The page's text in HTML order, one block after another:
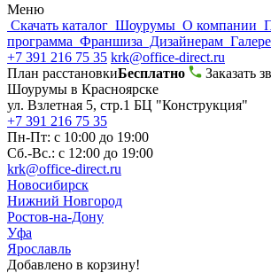
Меню
Скачать каталог Шоурумы О компании
программа Франшиза Дизайнерам
+7 391 216 75 35 krk@office-direct.ru
План расстановкиБесплатно
Заказать
Шоурумы в Красноярске
ул. Взлетная 5, стр.1 БЦ "Конструкция"
+7 391 216 75 35
Пн-Пт: с 10:00 до 19:00
Сб.-Вс.: с 12:00 до 19:00
krk@office-direct.ru
Новосибирск
Нижний Новгород
Ростов-на-Дону
Уфа
Ярославль
Добавлено в корзину!